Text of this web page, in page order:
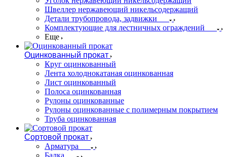
Швеллер нержавеющий никельсодержащий
Детали трубопровода, задвижки
Комплектующие для лестничных ограждений
Еще
Оцинкованный прокат
Круг оцинкованный
Лента холоднокатаная оцинкованная
Лист оцинкованный
Полоса оцинкованная
Рулоны оцинкованные
Рулоны оцинкованные с полимерным покрытием
Труба оцинкованная
Сортовой прокат
Арматура
Балка